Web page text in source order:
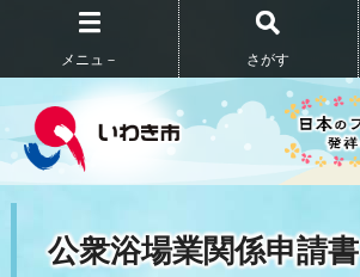
メニュ－ さがす
公衆浴場業関係申請書